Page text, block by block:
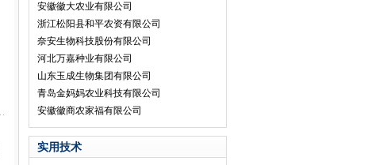
安徽徽大农业有限公司
浙江松阳县和平农资有限公司
奈安生物科技股份有限公司
河北万嘉种业有限公司
山东玉成生物集团有限公司
青岛金妈妈农业科技有限公司
安徽徽商农家福有限公司
实用技术